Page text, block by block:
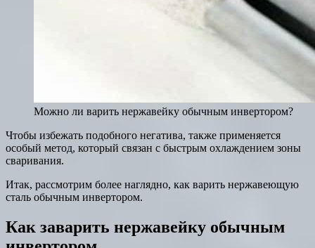
Можно ли варить нержавейку обычным инвертором?
Чтобы избежать подобного негатива, также применяется
особый метод, который связан с быстрым охлаждением зоны
сваривания.
Итак, рассмотрим более наглядно, как варить нержавеющую
сталь обычным инвертором.
Как заварить нержавейку обычным